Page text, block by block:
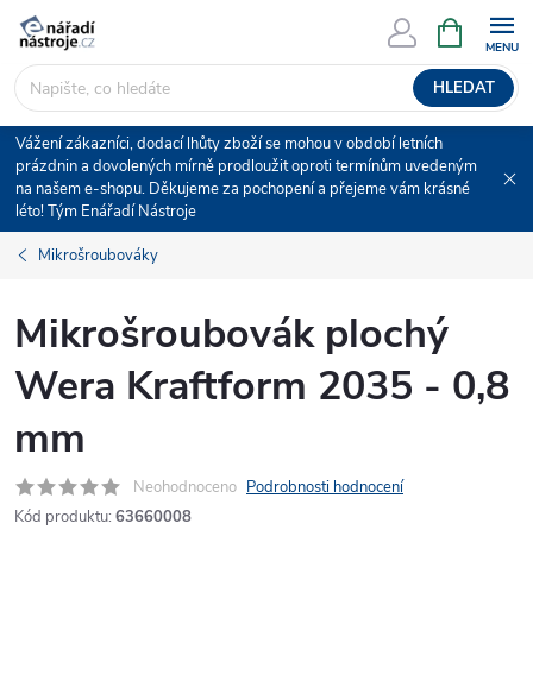
Přejít
obsah
HLEDAT
NÁKUPNÍ
KOŠÍK
Vážení zákazníci, dodací lhůty zboží se mohou v období letních
prázdnin a dovolených mírně prodloužit oproti termínům uvedeným
na našem e-shopu. Děkujeme za pochopení a přejeme vám krásné
léto! Tým Enářadí Nástroje
Mikrošroubováky
Mikrošroubovák plochý
Wera Kraftform 2035 - 0,8
mm
Neohodnoceno Podrobnosti hodnocení
Kód produktu: 63660008